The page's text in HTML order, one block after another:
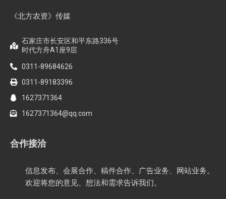
《北方农资》传媒
石家庄市长安区和平东路336号
时代方舟A1座9层
0311-89684626
0311-89183396
1627371364
1627371364@qq.com
合作接洽
信息发布、会展合作、稿件合作、广告业务、网站业务。
欢迎将您的意见、想法和需求告诉我们。